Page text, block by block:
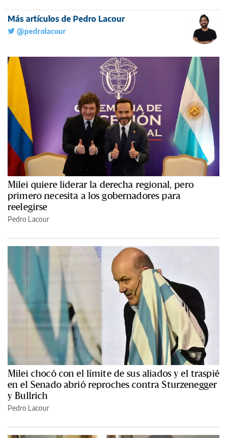
Más artículos de Pedro Lacour
@pedrolacour
Milei quiere liderar la derecha regional, pero
primero necesita a los gobernadores para
reelegirse
Pedro Lacour
Milei chocó con el límite de sus aliados y el traspié
en el Senado abrió reproches contra Sturzenegger
y Bullrich
Pedro Lacour